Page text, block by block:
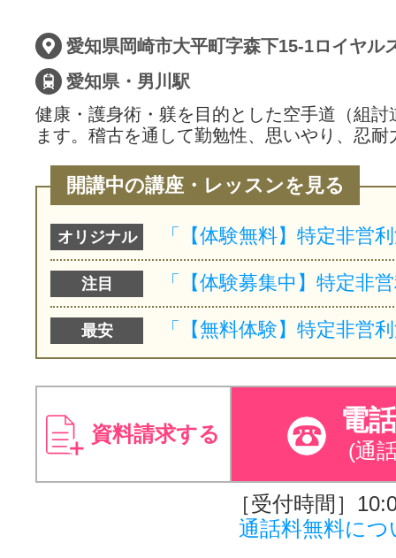
愛知県岡崎市大平町字森下15-1ロイヤル
愛知県・男川駅
健康・護身術・躾を目的とした空手道（組討
ます。稽古を通して勤勉性、思いやり、忍
開講中の講座・レッスンを見る
オリジナル
注目
最安
資料請求する 電
(通
［受付時間］
通話料無料につ